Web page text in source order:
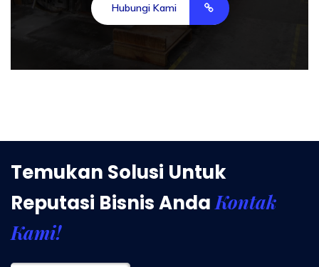
Hubungi Kami
Temukan Solusi Untuk
Reputasi Bisnis AndaKontak
Kami!